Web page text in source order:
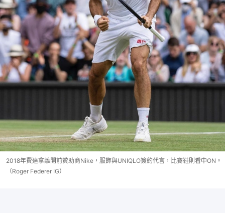
2018年費達拿離開前贊助商Nike，服飾與UNIQLO簽約代言，比賽鞋則看中ON。
（Roger Federer IG）